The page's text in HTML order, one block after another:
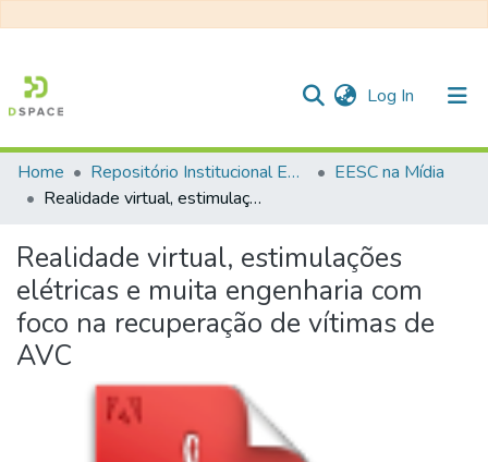
Log In (current)
Communities & Collections
Statistics
Home Repositório Institucional EESC
EESC na Mídia
Realidade virtual, estimulações elétricas e muita engenharia com foco na recuperação de vítimas de AVC
Realidade virtual, estimulações
elétricas e muita engenharia com
foco na recuperação de vítimas de
AVC